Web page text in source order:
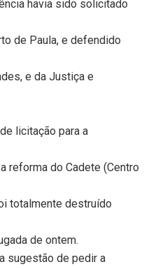
havia sido solicitado
de Paula, e defendido
e da Justiça e
licitação para a
reforma do Cadete (Centro
totalmente destruído
de ontem.
sugestão de pedir a